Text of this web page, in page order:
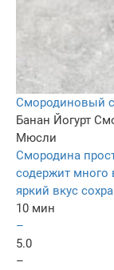
Смородиновый
Банан Йогурт
Мюсли
Смородина
содержит много
яркий вкус
10 мин
–
5.0
–